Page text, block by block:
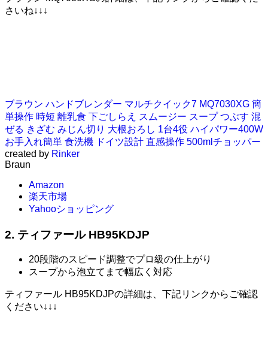
さいね↓↓↓
ブラウン ハンドブレンダー マルチクイック7 MQ7030XG 簡
単操作 時短 離乳食 下ごしらえ スムージー スープ つぶす 混
ぜる きざむ みじん切り 大根おろし 1台4役 ハイパワー400W
お手入れ簡単 食洗機 ドイツ設計 直感操作 500mlチョッパー
created by Rinker
Braun
Amazon
楽天市場
Yahooショッピング
2. ティファール HB95KDJP
20段階のスピード調整でプロ級の仕上がり
スープから泡立てまで幅広く対応
ティファール HB95KDJPの詳細は、下記リンクからご確認
ください↓↓↓